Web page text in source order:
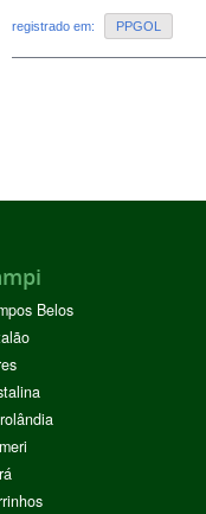
registrado em: PPGOL
Belos